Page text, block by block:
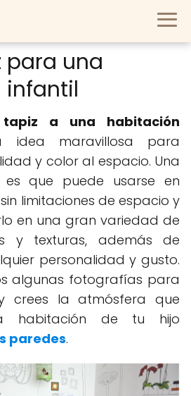
para una
a una habitación
maravillosa para
y color al espacio. Una
que puede usarse en
limitaciones de espacio y
en una gran variedad de
y texturas, además de
personalidad y gusto.
algunas fotografías para
crees la atmósfera que
habitación de tu hijo
paredes.